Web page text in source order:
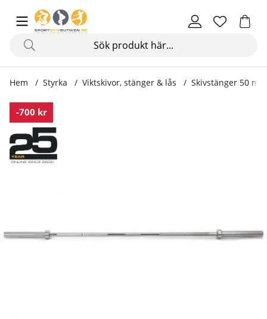
Hem Styrka Viktskivor, stänger & lås Skivstänger 50 mm
-700 kr
Produktbilder Bumperstång 220 cm